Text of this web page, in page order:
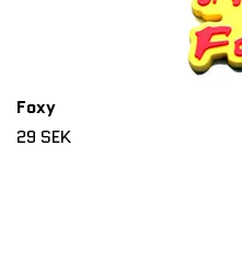
Foxy
29 SEK